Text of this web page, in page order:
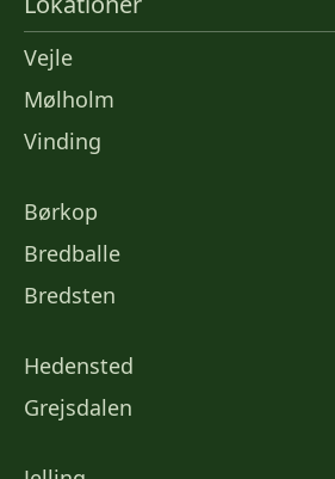
Vejle
Mølholm
Vinding
Børkop
Bredballe
Bredsten
Hedensted
Grejsdalen